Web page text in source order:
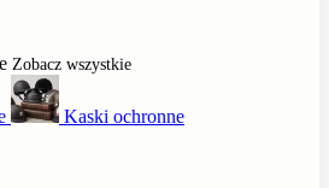
Zobacz wszystkie
Kaski ochronne